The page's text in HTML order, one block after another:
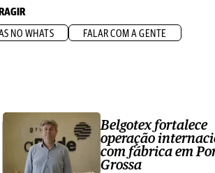
NO WHATS FALAR COM A GENTE
Belgotex fortalece
operação
com fábrica em
Grossa